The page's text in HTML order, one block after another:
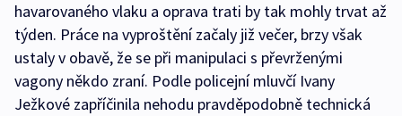
havarovaného vlaku a oprava trati by tak mohly trvat až
týden. Práce na vyproštění začaly již večer, brzy však
ustaly v obavě, že se při manipulaci s převrženými
vagony někdo zraní. Podle policejní mluvčí Ivany
Ježkové zapříčinila nehodu pravděpodobně technická